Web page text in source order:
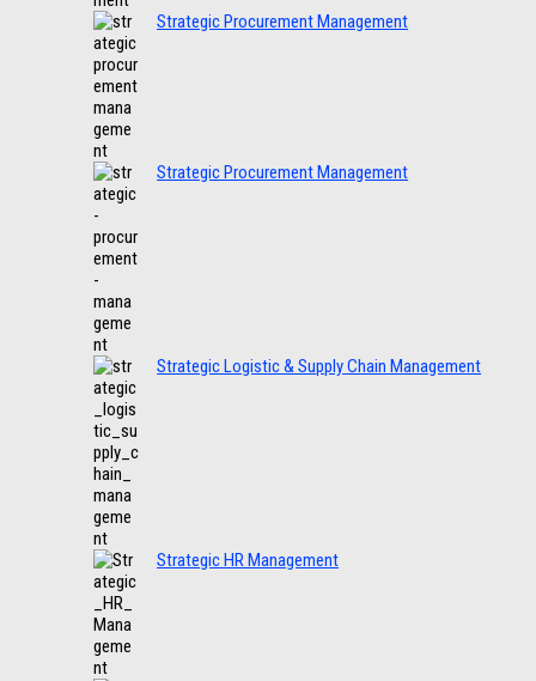
Strategic Procurement Management
Strategic Procurement Management
Strategic Logistic & Supply Chain Management
Strategic HR Management